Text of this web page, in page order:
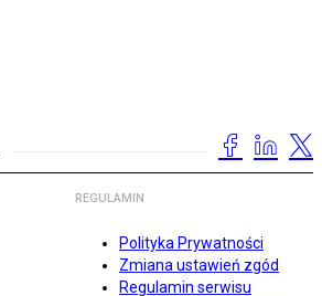
REGULAMIN
Polityka Prywatności
Zmiana ustawień zgód
Regulamin serwisu